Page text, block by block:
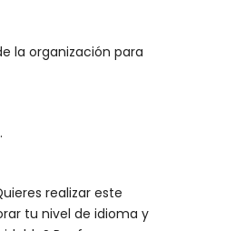
la organización para
realizar este
tu nivel de idioma y